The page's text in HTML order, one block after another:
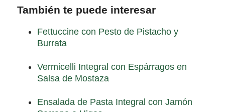
También te puede interesar
Fettuccine con Pesto de Pistacho y
Burrata
Vermicelli Integral con Espárragos en
Salsa de Mostaza
Ensalada de Pasta Integral con Jamón